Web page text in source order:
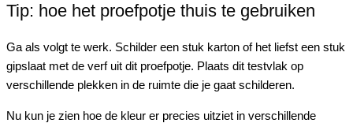
Tip: hoe het proefpotje thuis te gebruiken
Ga als volgt te werk. Schilder een stuk karton of het liefst een stuk
gipslaat met de verf uit dit proefpotje. Plaats dit testvlak op
verschillende plekken in de ruimte die je gaat schilderen.
Nu kun je zien hoe de kleur er precies uitziet in verschillende